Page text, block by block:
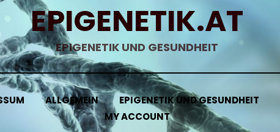
EPIGENETIK.AT
EPIGENETIK UND GESUNDHEIT
ALLGEMEIN EPIGENETIK UND GESUNDHEIT
MY ACCOUNT